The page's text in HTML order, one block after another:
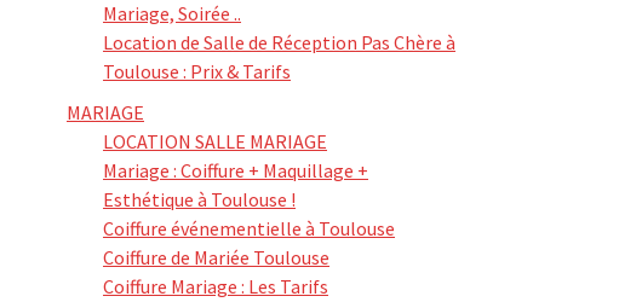
Mariage, Soirée ..
Location de Salle de Réception Pas Chère à
Toulouse : Prix & Tarifs
MARIAGE
LOCATION SALLE MARIAGE
Mariage : Coiffure + Maquillage +
Esthétique à Toulouse !
Coiffure événementielle à Toulouse
Coiffure de Mariée Toulouse
Coiffure Mariage : Les Tarifs